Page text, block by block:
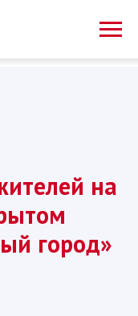
на
город»